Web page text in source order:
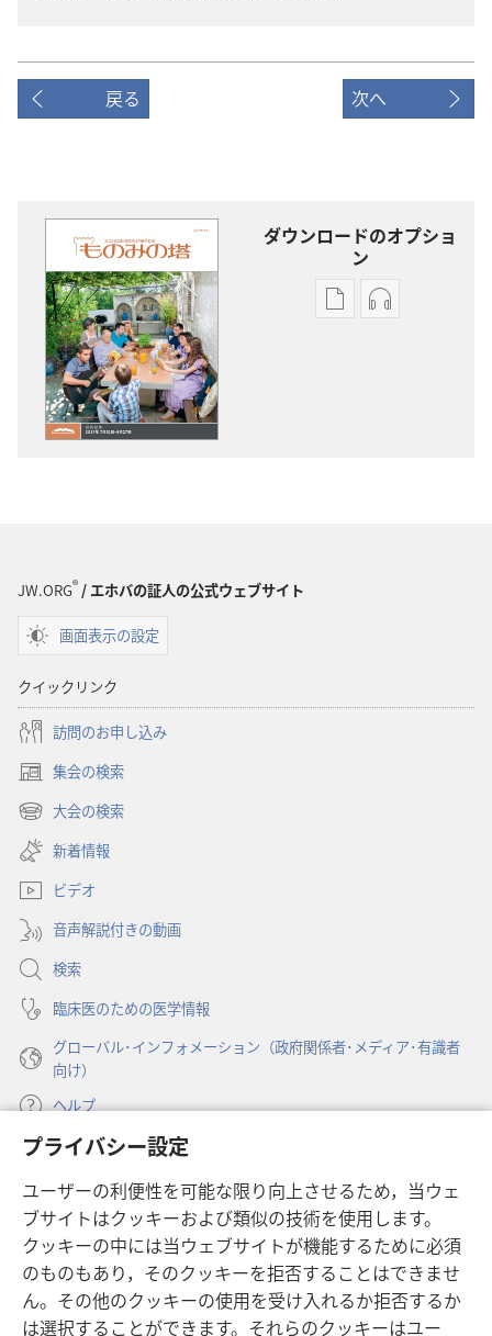
プライバシー設定
ユーザーの利便性を可能な限り向上させるため，当ウェ
ブサイトはクッキーおよび類似の技術を使用します。
クッキーの中には当ウェブサイトが機能するために必須
のものもあり，そのクッキーを拒否することはできませ
ん。その他のクッキーの使用を受け入れるか拒否するか
は選択することができます。それらのクッキーはユー
戻る 次へ
ダウンロードのオプショ
ン
出
オー
JW.ORG®/ エホバの証人の公式ウェブサイト
画面表示の設定
クイックリンク
訪問のお申し込み
集会の検索
（新
し
タ
で
開
く）
大会の検索
（新
し
い
タ
ブ
で
開
く）
新着情報
ビデオ
音声解説付きの動画
検索
臨床医のための医学情報
グローバル･インフォメーション（政府関係者･メディア･有識者
向け）
ヘルプ
寄付
し
い
タ
ブ
で
開
ものみの塔 オンライン・ライブラリー
（新
し
い
タ
ブ
JW Hub ®
（新
し
い
JW Library